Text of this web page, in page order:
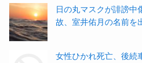
日の丸マスクが誹謗
故、室井佑月の名前を
女性ひかれ死亡、後続